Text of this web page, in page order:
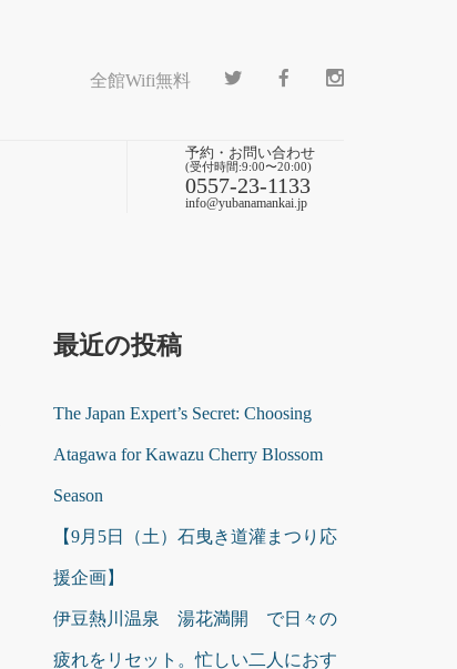
全館Wifi無料
予約・お問い合わせ
(受付時間:9:00〜20:00)
0557-23-1133
info@yubanamankai.jp
最近の投稿
The Japan Expert’s Secret: Choosing
Atagawa for Kawazu Cherry Blossom
Season
【9月5日（土）石曳き道灌まつり応
援企画】
伊豆熱川温泉 湯花満開 で日々の
疲れをリセット。忙しい二人におす